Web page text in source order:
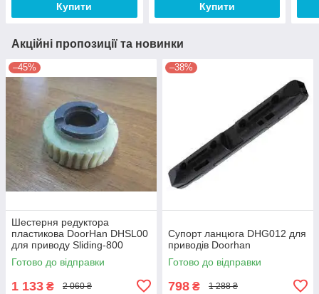
Купити Купити
Акційні пропозиції та новинки
–45%
Шестерня редуктора
пластикова DoorHan DHSL00
для приводу Sliding-800
Готово до відправки
1 133 ₴ 2 060 ₴
–38%
Супорт ланцюга DHG012 для
приводів Doorhan
Готово до відправки
798 ₴ 1 288 ₴